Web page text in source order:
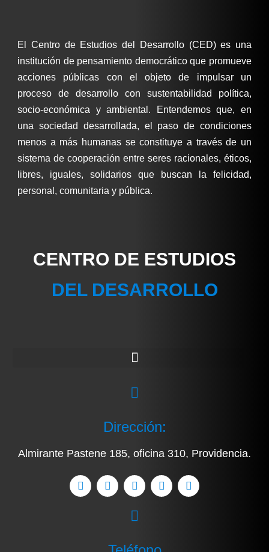
El Centro de Estudios del Desarrollo (CED) es una
institución de pensamiento democrático que promueve
acciones públicas con el objeto de impulsar un
proceso de desarrollo con sustentabilidad política,
socio-económica y ambiental. Entendemos que, en
una sociedad desarrollada, el paso de condiciones
menos a más humanas se constituye a través de un
sistema de cooperación entre seres racionales, éticos,
libres, iguales, solidarios que buscan la felicidad,
personal, comunitaria y pública.
CENTRO DE ESTUDIOS
DEL DESARROLLO
Dirección:
Almirante Pastene 185, oficina 310, Providencia.